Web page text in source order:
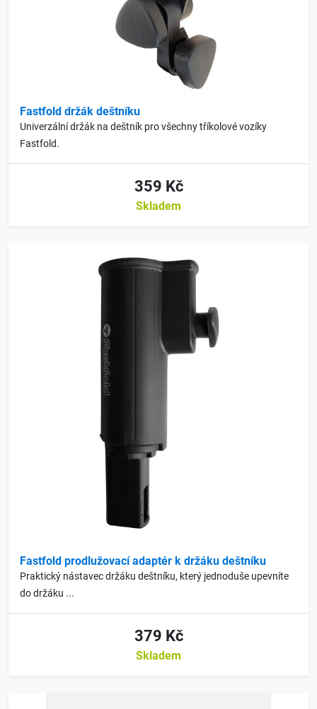
Fastfold držák deštníku
Univerzální držák na deštník pro všechny tříkolové vozíky
Fastfold.
359 Kč
Skladem
Fastfold prodlužovací adaptér k držáku deštníku
Praktický nástavec držáku deštníku, který jednoduše upevníte
do držáku ...
379 Kč
Skladem